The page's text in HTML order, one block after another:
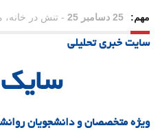
مهم: 25 دسامبر 25 - تنش در خانه،
23 دسامبر 25
-یلدا؛ نماد
سایت خبری تحلیلی
سایک
ویژه متخصصان و دانشجویان